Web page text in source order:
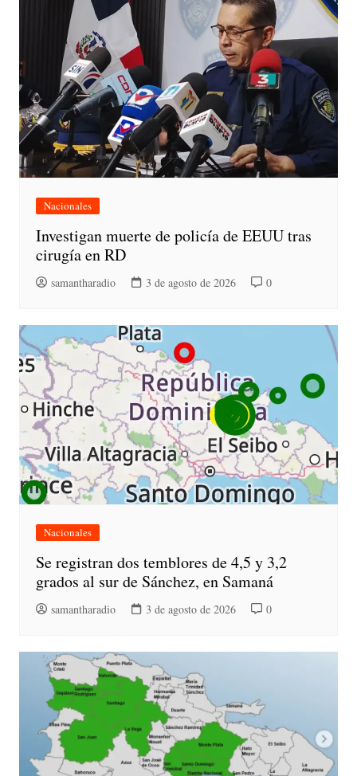
Nacionales
Investigan muerte de policía de EEUU tras
cirugía en RD
samantharadio 3 de agosto de 2026 0
Nacionales
Se registran dos temblores de 4,5 y 3,2
grados al sur de Sánchez, en Samaná
samantharadio 3 de agosto de 2026 0